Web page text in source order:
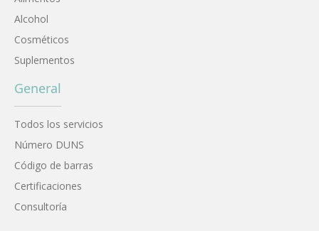
Alcohol
Cosméticos
Suplementos
General
Todos los servicios
Número DUNS
Código de barras
Certificaciones
Consultoría